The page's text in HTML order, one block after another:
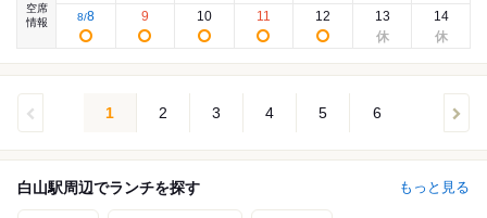
空席
情報
8/8 9 10 11 12 13 14
1 2 3 4 5 6
白山駅周辺でランチを探す もっと見る